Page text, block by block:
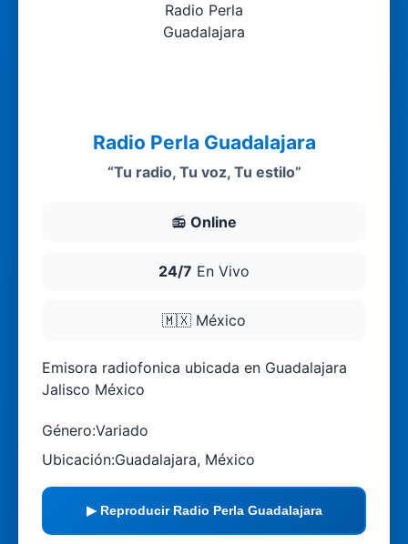
Radio Perla Guadalajara
“Tu radio, Tu voz, Tu estilo”
📻 Online
24/7 En Vivo
🇲🇽 México
Emisora radiofonica ubicada en Guadalajara
Jalisco México
Género:Variado
Ubicación:Guadalajara, México
▶ Reproducir Radio Perla Guadalajara